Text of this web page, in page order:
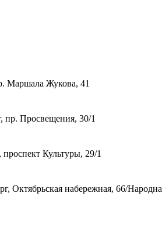
Маршала Жукова, 41
пр. Просвещения, 30/1
Культуры, 29/1
Октябрьская набережная, 66/